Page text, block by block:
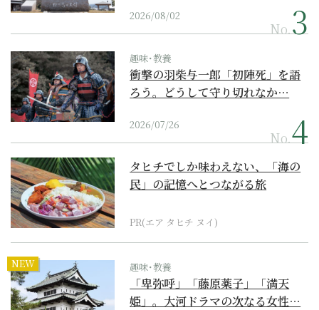
2026/08/02
No.
趣味･教養
衝撃の羽柴与一郎「初陣死」を語
ろう。どうして守り切れなか…
2026/07/26
No.
タヒチでしか味わえない、「海の
民」の記憶へとつながる旅
PR(エア タヒチ ヌイ)
NEW 趣味･教養
「卑弥呼」「藤原薬子」「満天
姫」。大河ドラマの次なる女性…